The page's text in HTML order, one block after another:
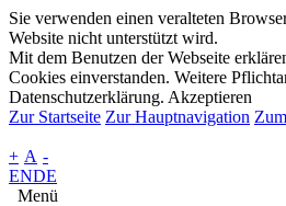
Sie verwenden einen veralteten
Website nicht unterstützt wird.
Mit dem Benutzen der Webseite
Cookies einverstanden. Weitere
Datenschutzerklärung. Akzeptieren
Zur Startseite Zur Hauptnavigation
+ A -
ENDE
Menü